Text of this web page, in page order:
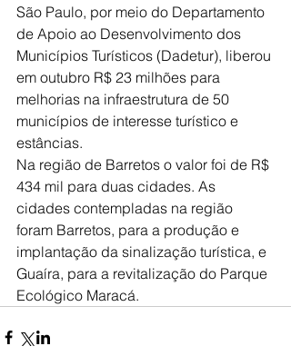
São Paulo, por meio do Departamento
de Apoio ao Desenvolvimento dos
Municípios Turísticos (Dadetur), liberou
em outubro R$ 23 milhões para
melhorias na infraestrutura de 50
municípios de interesse turístico e
estâncias.
Na região de Barretos o valor foi de R$
434 mil para duas cidades. As
cidades contempladas na região
foram Barretos, para a produção e
implantação da sinalização turística, e
Guaíra, para a revitalização do Parque
Ecológico Maracá.